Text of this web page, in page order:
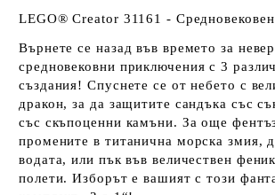
LEGO® Creator 31161 -
Върнете се назад във времето за
средновековни приключения с 3
създания! Спуснете се от небето с
дракон, за да защитите сандъка със
със скъпоценни камъни. За още
промените в титанична морска змия,
водата, или пък във величествен
полети. Изборът е вашият с този